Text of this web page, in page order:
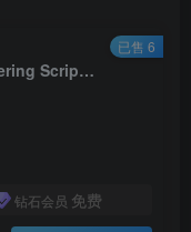
Maya植物随机散布插件 EnvIt – Scattering Script For Maya 2022
钻石会员 免费
已售 6